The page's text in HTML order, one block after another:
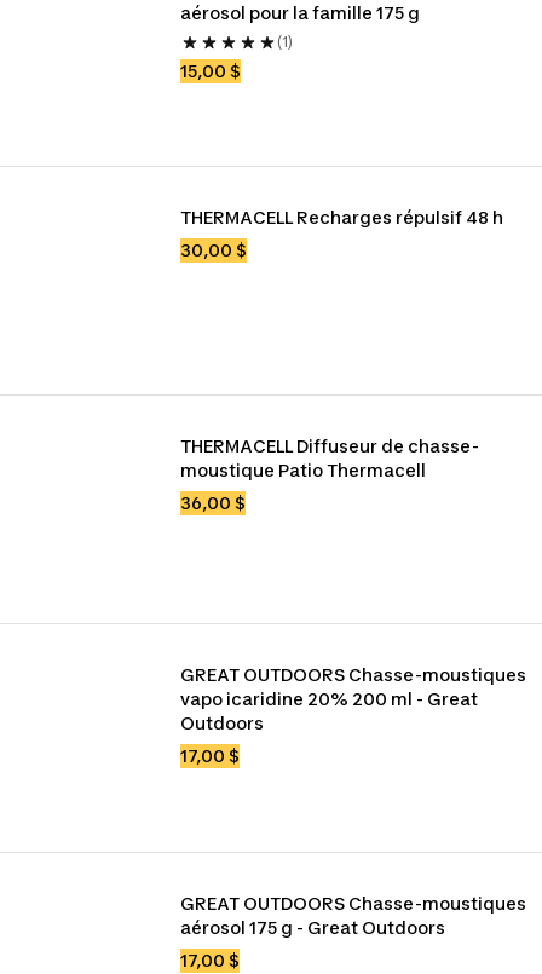
aérosol pour la famille 175 g
(1)
15,00 $
THERMACELL Recharges répulsif 48 h
30,00 $
THERMACELL Diffuseur de chasse-
moustique Patio Thermacell
36,00 $
GREAT OUTDOORS Chasse-moustiques
vapo icaridine 20% 200 ml - Great
Outdoors
17,00 $
GREAT OUTDOORS Chasse-moustiques
aérosol 175 g - Great Outdoors
17,00 $